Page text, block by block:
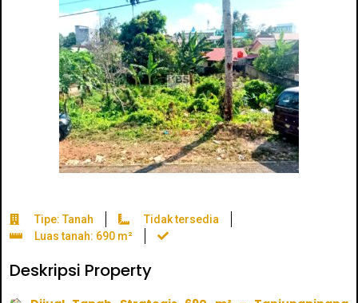
Tipe: Tanah
Tidak tersedia
Luas tanah: 690 m²
Deskripsi Property